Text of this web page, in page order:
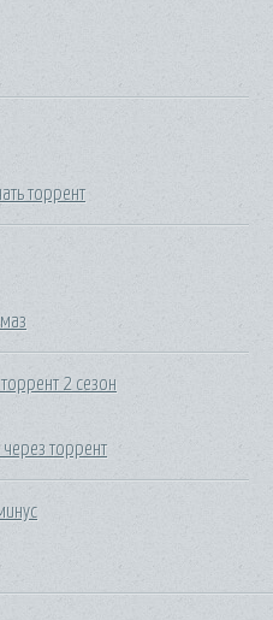
торрент
2 сезон
торрент